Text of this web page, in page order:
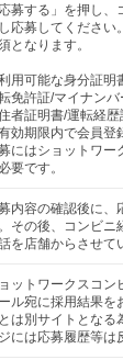
応募する」を押し
応募してください
となります。
利用可能な身分証明
免許証/マイナン
者証明書/運転経歴
効期限内で会員登
にはショットワー
要です。
内容の確認後に、
その後、コンビニ
を店舗からさせて
ットワークスコン
ル宛に採用結果を
は別サイトとなる
には応募履歴等は